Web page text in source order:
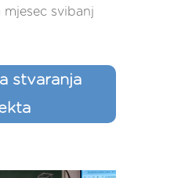
mjesec svibanj
stvaranja